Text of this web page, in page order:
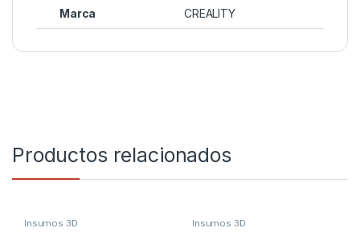
Marca CREALITY
Productos relacionados
Insumos 3D Insumos 3D